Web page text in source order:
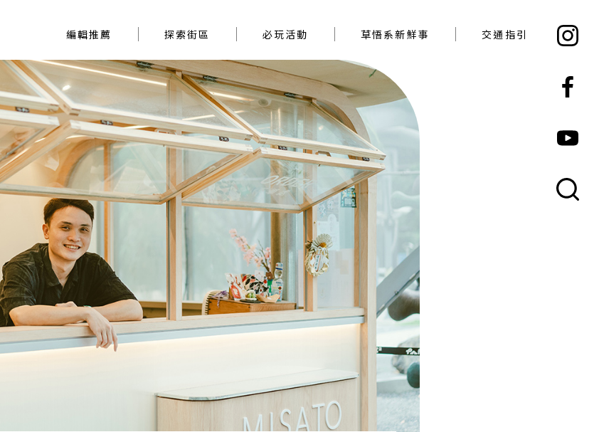
編輯推薦 探索街區 必玩活動 草悟系新鮮事 交通指引